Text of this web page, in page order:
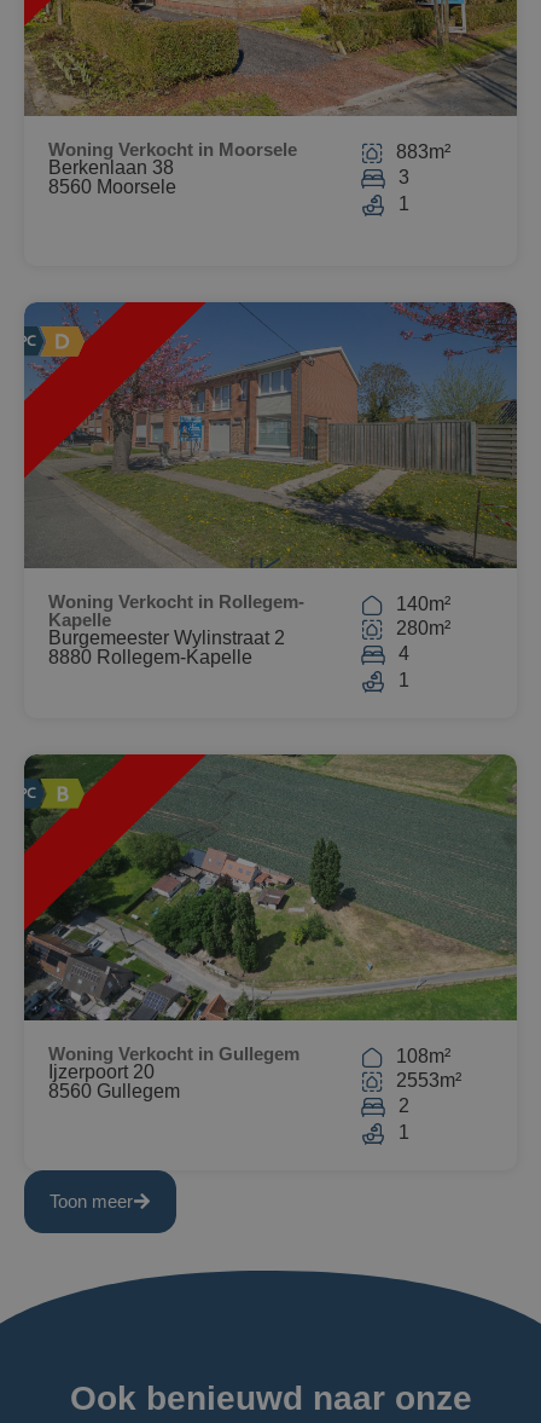
Woning Verkocht in Moorsele
Berkenlaan 38
8560 Moorsele
883m²
3
1
Woning Verkocht in Rollegem-
Kapelle
Burgemeester Wylinstraat 2
8880 Rollegem-Kapelle
140m²
280m²
4
1
Woning Verkocht in Gullegem
Ijzerpoort 20
8560 Gullegem
108m²
2553m²
2
1
Toon meer
Ook benieuwd naar onze